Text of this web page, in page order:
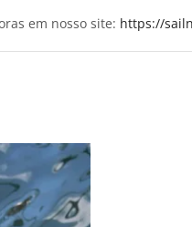
em nosso site: https://